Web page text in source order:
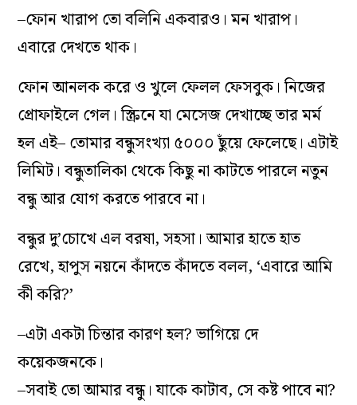
–ফোন খারাপ তো বলিনি একবারও। মন খারাপ।
এবারে দেখতে থাক।
ফোন আনলক করে ও খুলে ফেলল ফেসবুক। নিজের
প্রোফাইলে গেল। স্ক্রিনে যা মেসেজ দেখাচ্ছে তার মর্ম
হল এই– তোমার বন্ধুসংখ্যা ৫০০০ ছুঁয়ে ফেলেছে। এটাই
লিমিট। বন্ধুতালিকা থেকে কিছু না কাটতে পারলে নতুন
বন্ধু আর যোগ করতে পারবে না।
বন্ধুর দু’চোখে এল বরষা, সহসা। আমার হাতে হাত
রেখে, হাপুস নয়নে কাঁদতে কাঁদতে বলল, ‘এবারে আমি
কী করি?’
–এটা একটা চিন্তার কারণ হল? ভাগিয়ে দে
কয়েকজনকে।
–সবাই তো আমার বন্ধু। যাকে কাটাব, সে কষ্ট পাবে না?